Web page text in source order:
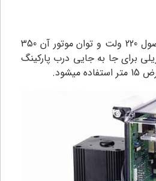
ولتاژ ورودی در این محصول 220 ولت و توان موتور آن 350
برای جا به جایی درب پارکینگ